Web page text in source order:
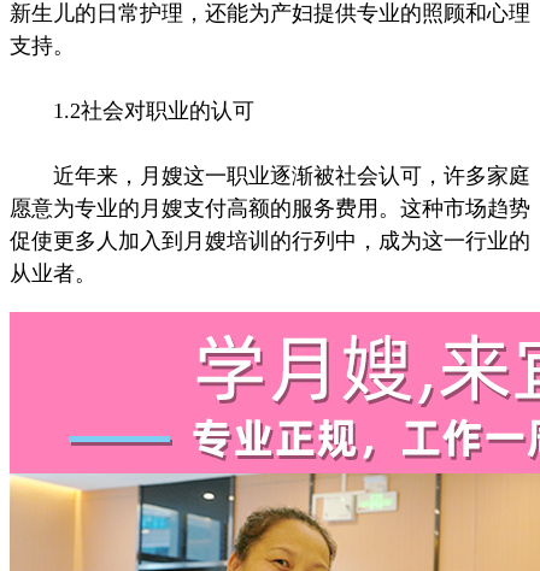
新生儿的日常护理，还能为产妇提供专业的照顾和心理
支持。
1.2社会对职业的认可
近年来，月嫂这一职业逐渐被社会认可，许多家庭
愿意为专业的月嫂支付高额的服务费用。这种市场趋势
促使更多人加入到月嫂培训的行列中，成为这一行业的
从业者。